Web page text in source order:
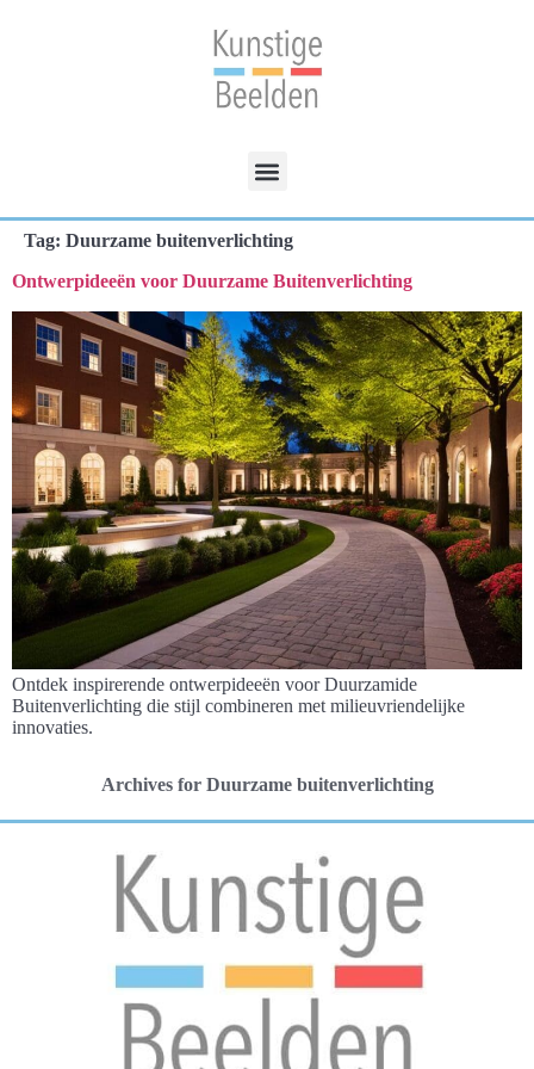
Tag: Duurzame buitenverlichting
Ontwerpideeën voor Duurzame Buitenverlichting
Ontdek inspirerende ontwerpideeën voor Duurzamide
Buitenverlichting die stijl combineren met milieuvriendelijke
innovaties.
Archives for Duurzame buitenverlichting